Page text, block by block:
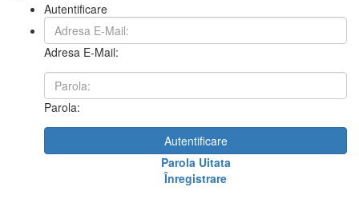
Autentificare
Adresa E-Mail:
Parola:
Autentificare
Parola Uitata
Înregistrare